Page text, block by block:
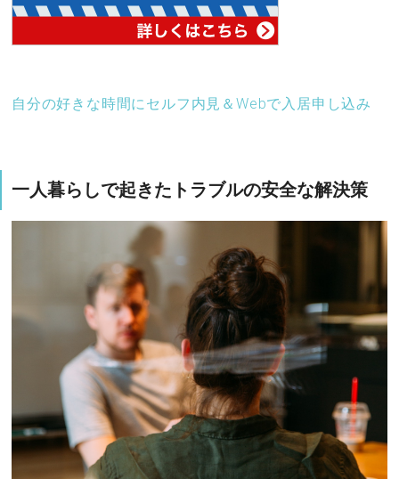
自分の好きな時間にセルフ内見＆Webで入居申し込み
一人暮らしで起きたトラブルの安全な解決策